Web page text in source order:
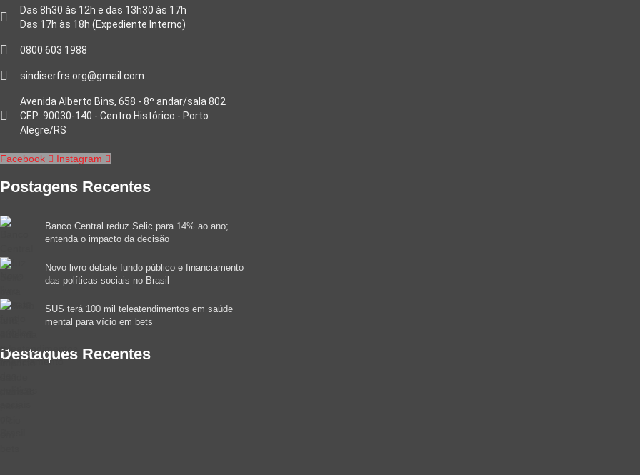
Das 8h30 às 12h e das 13h30 às 17h
Das 17h às 18h (Expediente Interno)
0800 603 1988
sindiserfrs.org@gmail.com
Avenida Alberto Bins, 658 - 8º andar/sala 802
CEP: 90030-140 - Centro Histórico - Porto
Alegre/RS
Facebook Instagram
Postagens Recentes
Banco Central reduz Selic para 14% ao ano;
entenda o impacto da decisão
Novo livro debate fundo público e financiamento
das políticas sociais no Brasil
SUS terá 100 mil teleatendimentos em saúde
mental para vício em bets
Destaques Recentes